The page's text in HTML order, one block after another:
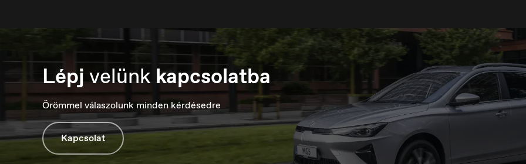
Luxembourg
Français
Macedonia Nederland
Nederlands
Lépjvelünk kapcsolatba
Örömmel válaszolunk minden kérdésedre
Kapcsolat